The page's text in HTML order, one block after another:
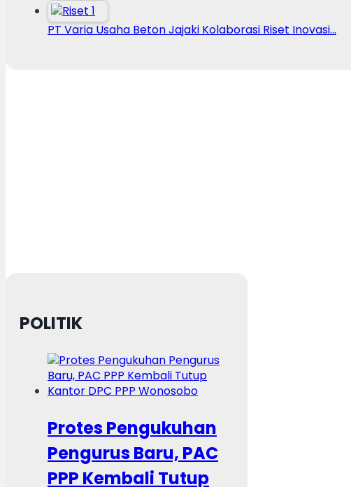
PT Varia Usaha Beton Jajaki Kolaborasi Riset Inovasi…
POLITIK
Protes Pengukuhan
Pengurus Baru, PAC
PPP Kembali Tutup